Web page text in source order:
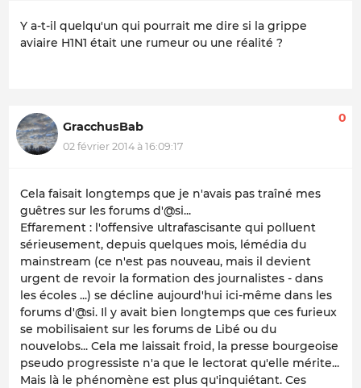
Y a-t-il quelqu'un qui pourrait me dire si la grippe
aviaire H1N1 était une rumeur ou une réalité ?
GracchusBab
02 février 2014 à 16:09:17
0
Cela faisait longtemps que je n'avais pas traîné mes
guêtres sur les forums d'@si...
Effarement : l'offensive ultrafascisante qui polluent
sérieusement, depuis quelques mois, lémédia du
mainstream (ce n'est pas nouveau, mais il devient
urgent de revoir la formation des journalistes - dans
les écoles ...) se décline aujourd'hui ici-même dans les
forums d'@si. Il y avait bien longtemps que ces furieux
se mobilisaient sur les forums de Libé ou du
nouvelobs... Cela me laissait froid, la presse bourgeoise
pseudo progressiste n'a que le lectorat qu'elle mérite...
Mais là le phénomène est plus qu'inquiétant. Ces